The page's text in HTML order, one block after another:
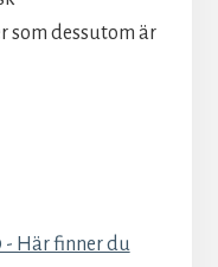
som dessutom är
- Här finner du